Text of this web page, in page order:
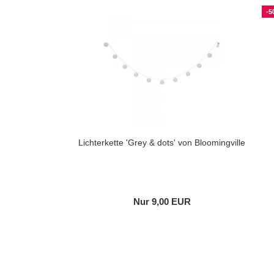
-
Lichterkette 'Grey & dots' von Bloomingville
Nur 9,00 EUR